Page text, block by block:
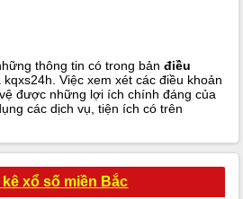
thông tin có trong bản điều
kqxs24h. Việc xem xét các điều khoản
được những lợi ích chính đáng của
các dịch vụ, tiện ích có trên
xổ số miền Bắc